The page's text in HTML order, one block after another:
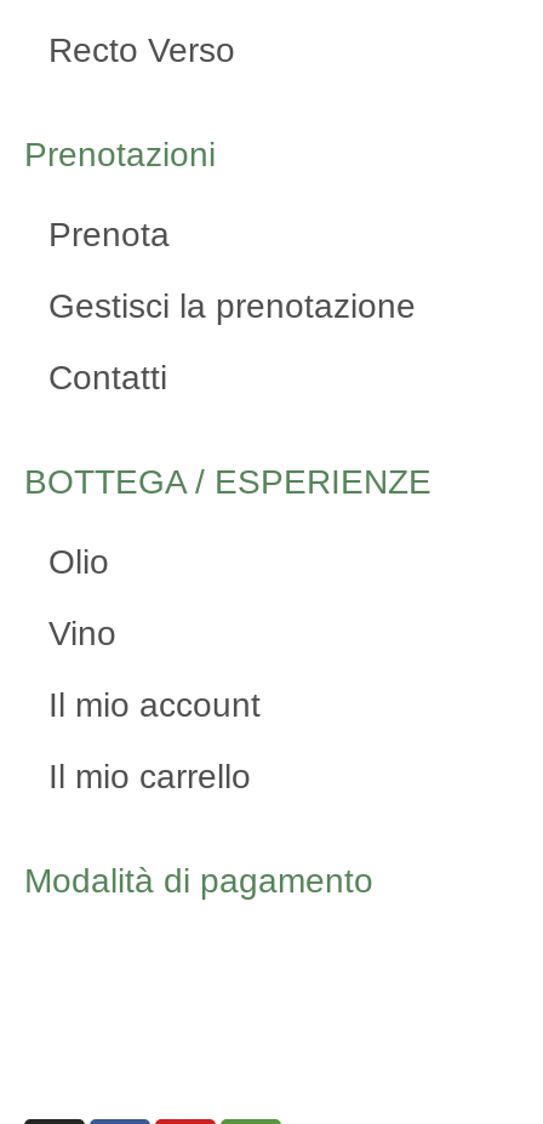
Recto Verso
Prenotazioni
Prenota
Gestisci la prenotazione
Contatti
BOTTEGA / ESPERIENZE
Olio
Vino
Il mio account
Il mio carrello
Modalità di pagamento